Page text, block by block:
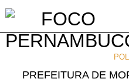
PREFEITURA DE